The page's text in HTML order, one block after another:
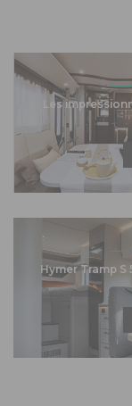
Les
Hymer Tramp